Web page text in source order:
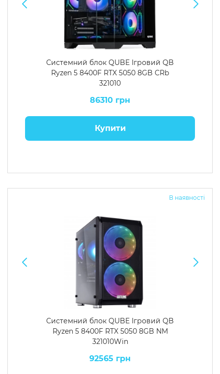
Системний блок QUBE Ігровий QB
Ryzen 5 8400F RTX 5050 8GB CRb
321010
86310 грн
Купити
В наявності
Системний блок QUBE Ігровий QB
Ryzen 5 8400F RTX 5050 8GB NM
321010Win
92565 грн